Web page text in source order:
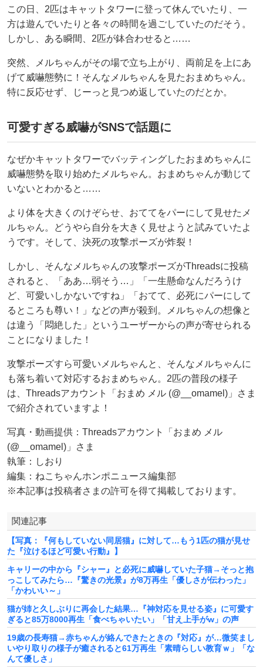
この日、2匹はキャットタワーに登って休んでいたり、一
方は遊んでいたりと各々の時間を過ごしていたのだそう。
しかし、ある瞬間、2匹が鉢合わせると……
突然、メルちゃんがその場で立ち上がり、両前足を上にあ
げて威嚇態勢に！そんなメルちゃんを見たおまめちゃん。
特に反応せず、じーっと見つめ返していたのだとか。
可愛すぎる威嚇がSNSで話題に
なぜかキャットタワーでバッティングしたおまめちゃんに
威嚇態勢を取り始めたメルちゃん。おまめちゃんが動じて
いないとわかると……
より体を大きくのけぞらせ、おててをパーにして見せたメ
ルちゃん。どうやら自分を大きく見せようと試みていたよ
うです。そして、決死の攻撃ポーズが炸裂！
しかし、そんなメルちゃんの攻撃ポーズがThreadsに投稿
されると、「ああ…弱そう…」「一生懸命なんだろうけ
ど、可愛いしかないですね」「おてて、必死にパーにして
るところも尊い！」などの声が殺到。メルちゃんの想像と
は違う「悶絶した」というユーザーからの声が寄せられる
ことになりました！
攻撃ポーズすら可愛いメルちゃんと、そんなメルちゃんに
も落ち着いて対応するおまめちゃん。2匹の普段の様子
は、Threadsアカウント「おまめ メル (@__omamel)」さま
で紹介されていますよ！
写真・動画提供：Threadsアカウント「おまめ メル
(@__omamel)」さま
執筆：しおり
編集：ねこちゃんホンポニュース編集部
※本記事は投稿者さまの許可を得て掲載しております。
関連記事
【写真：『何もしていない同居猫』に対して…もう1匹の猫が見せ
た『泣けるほど可愛い行動』】
キャリーの中から『シャー』と必死に威嚇していた子猫→そっと抱
っこしてみたら…『驚きの光景』が8万再生「優しさが伝わった」
「かわいい～」
猫が姉と久しぶりに再会した結果…『神対応を見せる姿』に可愛す
ぎると85万8000再生「食べちゃいたい」「甘え上手がw」の声
19歳の長寿猫→赤ちゃんが絡んできたときの『対応』が…微笑まし
いやり取りの様子が癒されると61万再生「素晴らしい教育ｗ」「な
んて優しさ」